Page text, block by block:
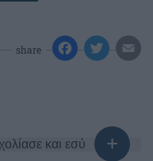
share
και εσύ